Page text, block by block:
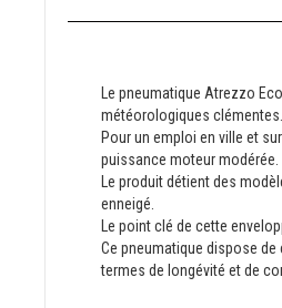
Le pneumatique Atrezzo
météorologiques clémentes.
Pour un emploi en ville et
puissance moteur modérée.
Le produit détient des
enneigé.
Le point clé de cette
Ce pneumatique dispose
termes de longévité et de